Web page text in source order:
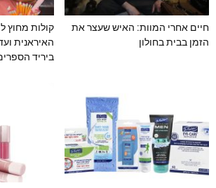
חיים אחרי המוות: האיש שעצר את
הזמן בבית בחולון
קולות
האיראנית
ביריד